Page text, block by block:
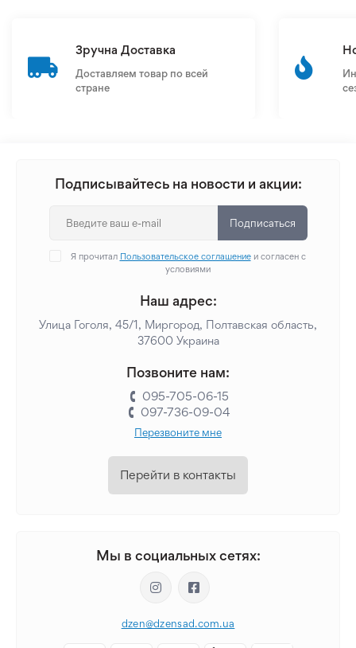
Зручна Доставка
Доставляем товар по всей
стране
Подписывайтесь на новости и акции:
Подписаться
Я прочитал Пользовательское соглашениеи согласен с
условиями
Наш адрес:
Улица Гоголя, 45/1, Миргород, Полтавская область,
37600 Украина
Позвоните нам:
095-705-06-15
097-736-09-04
Перезвоните мне
Перейти в контакты
Мы в социальных сетях:
dzen@dzensad.com.ua